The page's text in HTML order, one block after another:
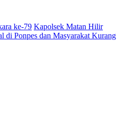
ke-79 Kapolsek Matan Hilir
di Ponpes dan Masyarakat Kurang